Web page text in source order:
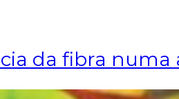
da fibra numa